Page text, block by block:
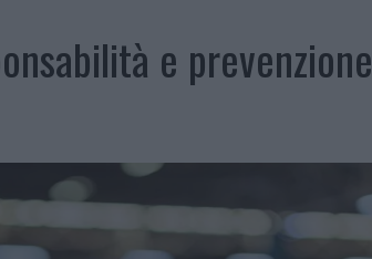
e prevenzione